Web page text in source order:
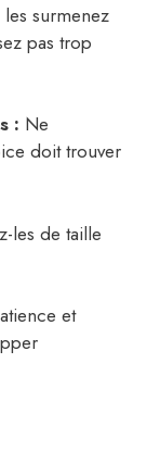
surmenez
pas trop
: Ne
doit trouver
les de taille
et